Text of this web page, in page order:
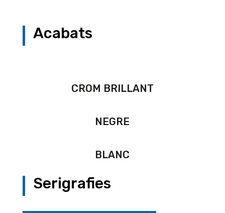
Acabats
CROM BRILLANT
NEGRE
BLANC
Serigrafies